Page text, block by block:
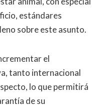
estándares
sobre este asunto.
el
tanto internacional
lo que permitirá
de su